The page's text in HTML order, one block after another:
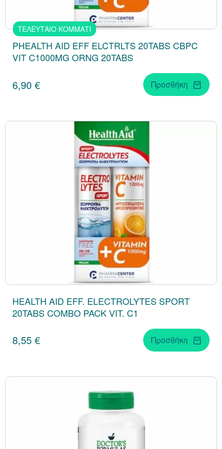
ΤΕΛΕΥΤΑΙΟ ΚΟΜΜΑΤΙ
PHEALTH AID EFF ELCTRLTS 20TABS CBPC
VIT C1000MG ORNG 20TABS
6,90 € Προσθήκη
HEALTH AID EFF. ELECTROLYTES SPORT
20TABS COMBO PACK VIT. C1
8,55 € Προσθήκη